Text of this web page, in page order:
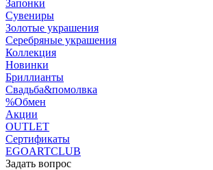
Запонки
Сувениры
Золотые украшения
Серебряные украшения
Коллекция
Новинки
Бриллианты
Свадьба&помолвка
%Обмен
Акции
OUTLET
Сертификаты
EGOARTCLUB
Задать вопрос